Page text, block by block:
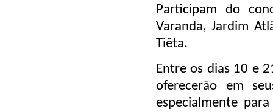
Participam do
Varanda, Jardim
Tiêta.
Entre os dias 10 e
oferecerão em
especialmente